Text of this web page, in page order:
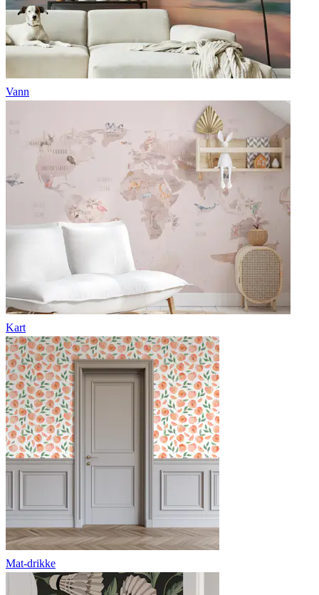
Vann
Kart
Mat-drikke